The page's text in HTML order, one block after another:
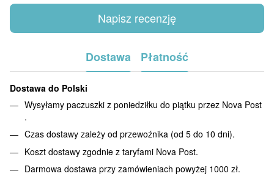
Napisz recenzję
Dostawa Płatność
Dostawa do Polski
Wysyłamy paczuszki z poniedziłku do piątku przez Nova Post
.
Czas dostawy zależy od przewoźnika (od 5 do 10 dni).
Koszt dostawy zgodnie z taryfami Nova Post.
Darmowa dostawa przy zamówieniach powyżej 1000 zł.